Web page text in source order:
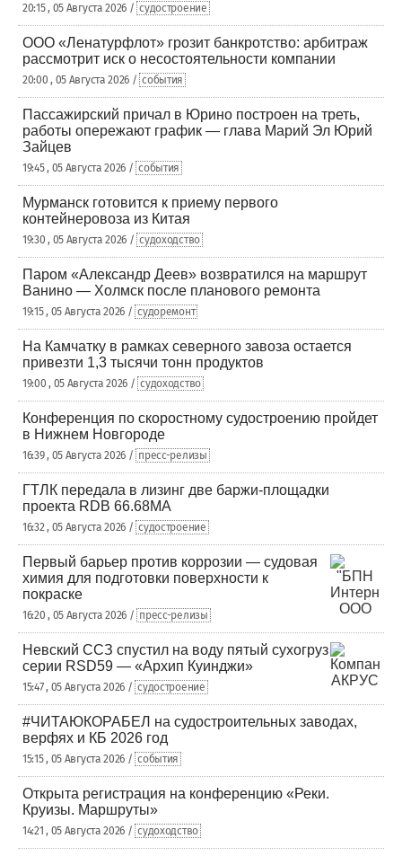
20:15 , 05 Августа 2026 / судостроение
ООО «Ленатурфлот» грозит банкротство: арбитраж
рассмотрит иск о несостоятельности компании
20:00 , 05 Августа 2026 / события
Пассажирский причал в Юрино построен на треть,
работы опережают график — глава Марий Эл Юрий
Зайцев
19:45 , 05 Августа 2026 / события
Мурманск готовится к приему первого
контейнеровоза из Китая
19:30 , 05 Августа 2026 / судоходство
Паром «Александр Деев» возвратился на маршрут
Ванино — Холмск после планового ремонта
19:15 , 05 Августа 2026 / судоремонт
На Камчатку в рамках северного завоза остается
привезти 1,3 тысячи тонн продуктов
19:00 , 05 Августа 2026 / судоходство
Конференция по скоростному судостроению пройдет
в Нижнем Новгороде
16:39 , 05 Августа 2026 / пресс-релизы
ГТЛК передала в лизинг две баржи-площадки
проекта RDB 66.68МА
16:32 , 05 Августа 2026 / судостроение
Первый барьер против коррозии — судовая
химия для подготовки поверхности к
покраске
16:20 , 05 Августа 2026 / пресс-релизы
Невский ССЗ спустил на воду пятый сухогруз
серии RSD59 — «Архип Куинджи»
15:47 , 05 Августа 2026 / судостроение
#ЧИТАЮКОРАБЕЛ на судостроительных заводах,
верфях и КБ 2026 год
15:15 , 05 Августа 2026 / события
Открыта регистрация на конференцию «Реки.
Круизы. Маршруты»
14:21 , 05 Августа 2026 / судоходство